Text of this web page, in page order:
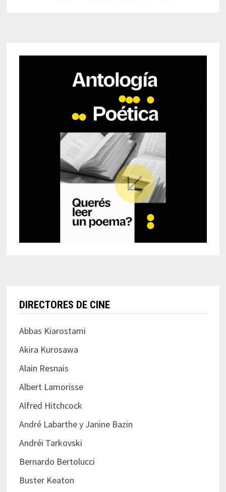
DIRECTORES DE CINE
Abbas Kiarostami
Akira Kurosawa
Alain Resnais
Albert Lamorisse
Alfred Hitchcock
André Labarthe y Janine Bazin
Andréi Tarkovski
Bernardo Bertolucci
Buster Keaton